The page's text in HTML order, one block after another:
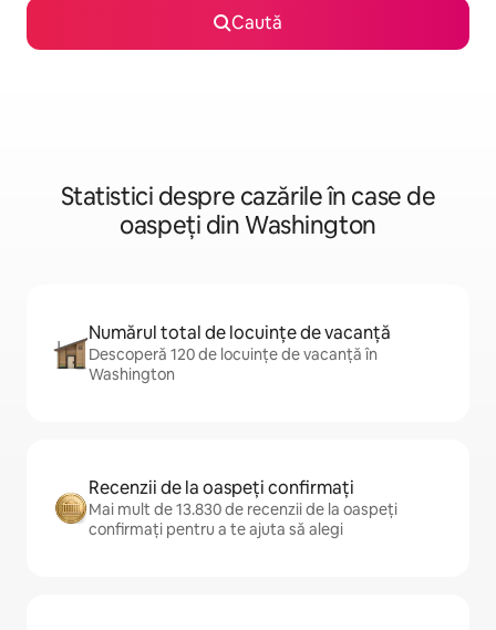
Caută
Statistici despre cazările în case de
oaspeți din Washington
Numărul total de locuințe de vacanță
Descoperă 120 de locuințe de vacanță în
Washington
Recenzii de la oaspeți confirmați
Mai mult de 13.830 de recenzii de la oaspeți
confirmați pentru a te ajuta să alegi